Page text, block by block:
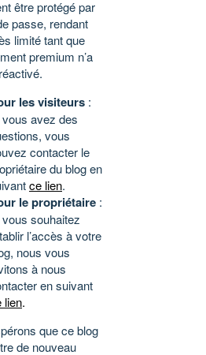
être protégé par
passe, rendant
limité tant que
premium n’a
les visiteurs :
avez des
vous
contacter le
du blog en
ce lien.
le propriétaire :
souhaitez
l’accès à votre
nous vous
à nous
en suivant
lien.
que ce blog
de nouveau